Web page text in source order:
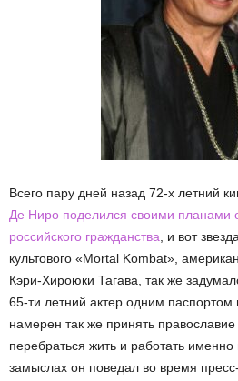
Всего пару дней назад 72-х летний
Де Ниро поделился своими планами
российского гражданства , и вот
культового «Mortal Kombat»,
Кэри-Хироюки Тагава, так же
65-ти летний актер одним паспортом
намерен так же принять
перебраться жить и работать
замыслах он поведал во время